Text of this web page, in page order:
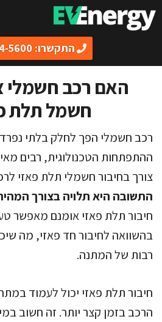
לדלג
לתוכן
התקשרו: 077-804-5600
האם רכב חשמלי
חשמל תלת
רכב חשמלי הפך לחלק בלתי נפרד
ההתפתחות הטכנולוגית, רבים
צורך בחיבור חשמלי תלת פאזי
התשובה היא תלויה בצורך
חיבור תלת פאזי אומנם מאפשר
בהשוואה לחיבור חד פאזי, מה
רבות של המתנה.
חיבור תלת פאזי יכול לעמוד
הרכב בזמן קצר יותר. זה חשוב